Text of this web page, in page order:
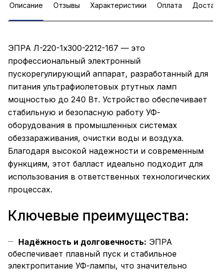
Описание Отзывы Характеристики Оплата
ЭПРА Л-220-1х300-2212-167 — это
профессиональный электронный
пускорегулирующий аппарат, разработанный для
питания ультрафиолетовых ртутных ламп
мощностью до 240 Вт. Устройство обеспечивает
стабильную и безопасную работу УФ-
оборудования в промышленных системах
обеззараживания, очистки воды и воздуха.
Благодаря высокой надежности и современным
функциям, этот балласт идеально подходит для
использования в ответственных технологических
процессах.
Ключевые преимущества:
Надёжность и долговечность: ЭПРА
обеспечивает плавный пуск и стабильное
электропитание УФ-лампы, что значительно